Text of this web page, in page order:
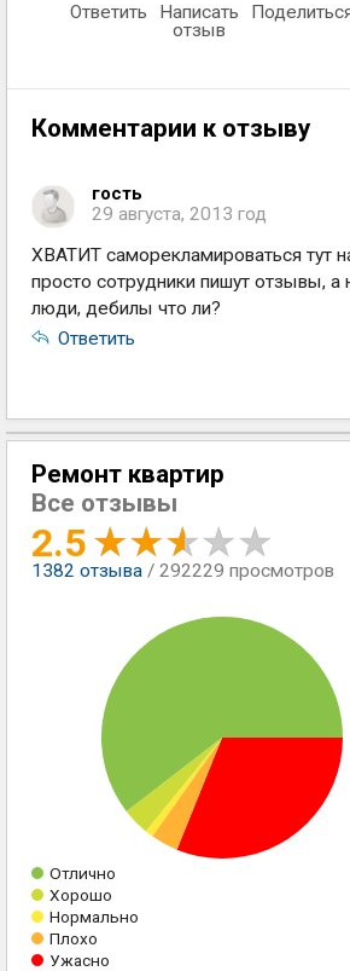
Ответить
Написать
отзыв
Комментарии к отзыву
гость
29 августа, 2013 год
ХВАТИТ саморекламироваться тут
просто сотрудники пишут отзывы, а
люди, дебилы что ли?
Ответить
Ремонт квартир
Все отзывы
2.5
1382 отзыва / 292229 просмотров
Отлично
Хорошо
Нормально
Плохо
Ужасно